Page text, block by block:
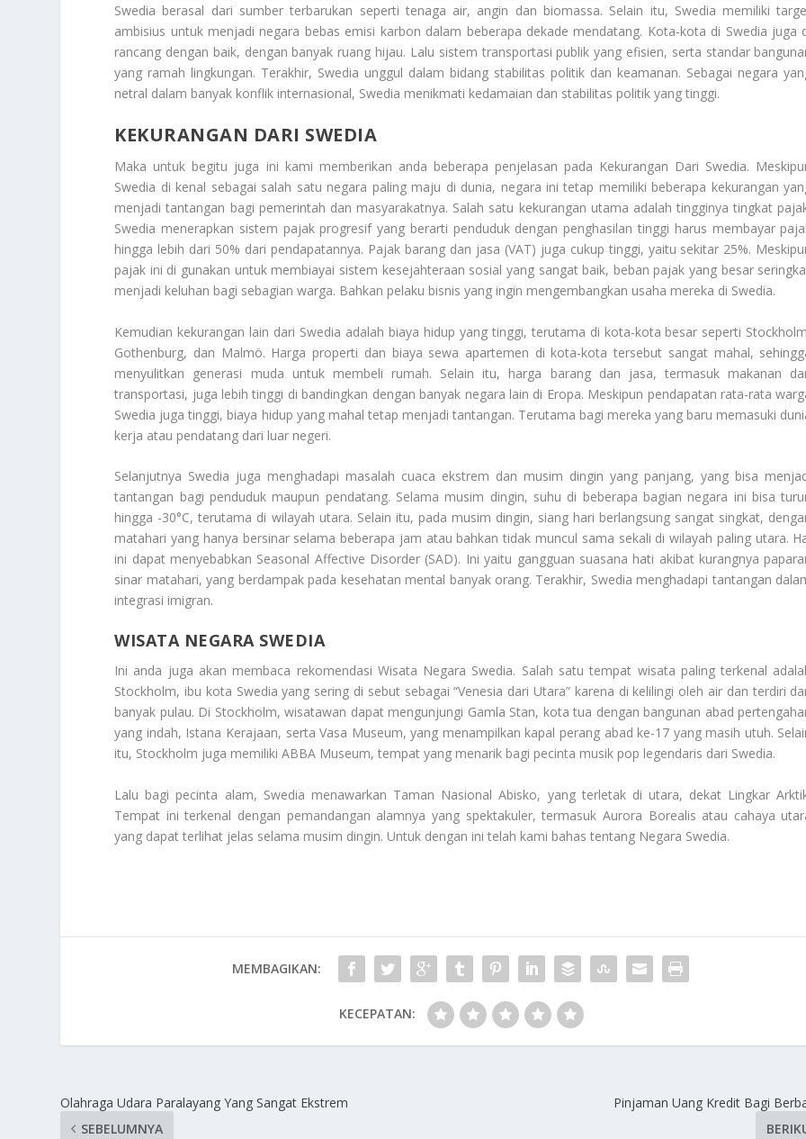
Swedia berasal dari sumber terbarukan seperti tenaga air, angin dan biomassa. Selain itu, Swedia memiliki
ambisius untuk menjadi negara bebas emisi karbon dalam beberapa dekade mendatang. Kota-kota di Swedia juga
rancang dengan baik, dengan banyak ruang hijau. Lalu sistem transportasi publik yang efisien, serta standar
yang ramah lingkungan. Terakhir, Swedia unggul dalam bidang stabilitas politik dan keamanan. Sebagai negara
netral dalam banyak konflik internasional, Swedia menikmati kedamaian dan stabilitas politik yang tinggi.
KEKURANGAN DARI SWEDIA
Maka untuk begitu juga ini kami memberikan anda beberapa penjelasan pada Kekurangan Dari Swedia.
Swedia di kenal sebagai salah satu negara paling maju di dunia, negara ini tetap memiliki beberapa kekurangan
menjadi tantangan bagi pemerintah dan masyarakatnya. Salah satu kekurangan utama adalah tingginya tingkat
Swedia menerapkan sistem pajak progresif yang berarti penduduk dengan penghasilan tinggi harus membayar
hingga lebih dari 50% dari pendapatannya. Pajak barang dan jasa (VAT) juga cukup tinggi, yaitu sekitar 25%.
pajak ini di gunakan untuk membiayai sistem kesejahteraan sosial yang sangat baik, beban pajak yang besar
menjadi keluhan bagi sebagian warga. Bahkan pelaku bisnis yang ingin mengembangkan usaha mereka di Swedia.
Kemudian kekurangan lain dari Swedia adalah biaya hidup yang tinggi, terutama di kota-kota besar seperti
Gothenburg, dan Malmö. Harga properti dan biaya sewa apartemen di kota-kota tersebut sangat mahal,
menyulitkan generasi muda untuk membeli rumah. Selain itu, harga barang dan jasa, termasuk makanan
transportasi, juga lebih tinggi di bandingkan dengan banyak negara lain di Eropa. Meskipun pendapatan rata-rata
Swedia juga tinggi, biaya hidup yang mahal tetap menjadi tantangan. Terutama bagi mereka yang baru memasuki
kerja atau pendatang dari luar negeri.
Selanjutnya Swedia juga menghadapi masalah cuaca ekstrem dan musim dingin yang panjang, yang bisa
tantangan bagi penduduk maupun pendatang. Selama musim dingin, suhu di beberapa bagian negara ini bisa
hingga -30°C, terutama di wilayah utara. Selain itu, pada musim dingin, siang hari berlangsung sangat singkat,
matahari yang hanya bersinar selama beberapa jam atau bahkan tidak muncul sama sekali di wilayah paling utara.
ini dapat menyebabkan Seasonal Affective Disorder (SAD). Ini yaitu gangguan suasana hati akibat kurangnya
sinar matahari, yang berdampak pada kesehatan mental banyak orang. Terakhir, Swedia menghadapi tantangan
integrasi imigran.
WISATA NEGARA SWEDIA
Ini anda juga akan membaca rekomendasi Wisata Negara Swedia. Salah satu tempat wisata paling terkenal
Stockholm, ibu kota Swedia yang sering di sebut sebagai “Venesia dari Utara” karena di kelilingi oleh air dan terdiri
banyak pulau. Di Stockholm, wisatawan dapat mengunjungi Gamla Stan, kota tua dengan bangunan abad
yang indah, Istana Kerajaan, serta Vasa Museum, yang menampilkan kapal perang abad ke-17 yang masih utuh.
itu, Stockholm juga memiliki ABBA Museum, tempat yang menarik bagi pecinta musik pop legendaris dari Swedia.
Lalu bagi pecinta alam, Swedia menawarkan Taman Nasional Abisko, yang terletak di utara, dekat Lingkar
Tempat ini terkenal dengan pemandangan alamnya yang spektakuler, termasuk Aurora Borealis atau cahaya
yang dapat terlihat jelas selama musim dingin. Untuk dengan ini telah kami bahas tentang Negara Swedia.
MEMBAGIKAN:
KECEPATAN:
Olahraga Udara Paralayang Yang Sangat Ekstrem
SEBELUMNYA
Pinjaman Uang Kredit Bagi